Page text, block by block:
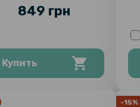
849 грн
Купить
-15%